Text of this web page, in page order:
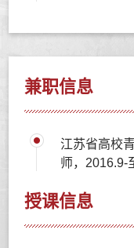
兼职信息
江苏省高校
师，2016.9-
授课信息